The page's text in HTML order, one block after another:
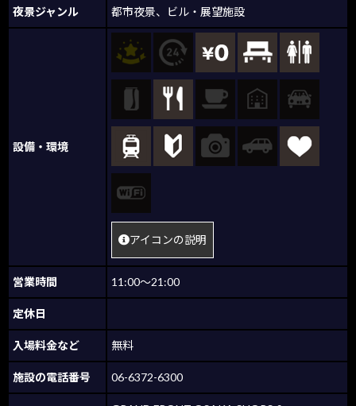
夜景ジャンル 都市夜景、 ビル・展望施設
設備・環境
アイコンの説明
営業時間 11:00～21:00
定休日
入場料金など 無料
施設の電話番号 06-6372-6300